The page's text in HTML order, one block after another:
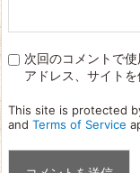
次回のコメントで
アドレス、サイトを
This site is protected
and Terms of Service